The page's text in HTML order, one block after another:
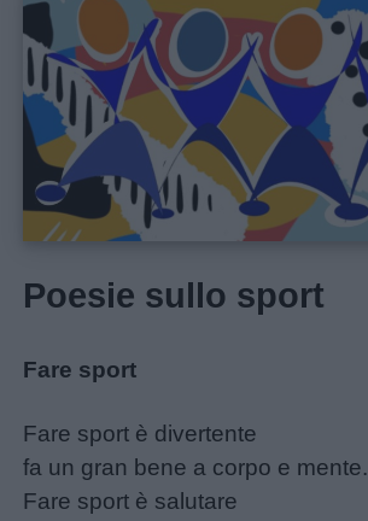
Home
Menu
Schede
da
Storie
per
Poesie sullo sport
Fare sport
Fare sport è divertente
fa un gran bene a corpo e mente.
Fare sport è salutare